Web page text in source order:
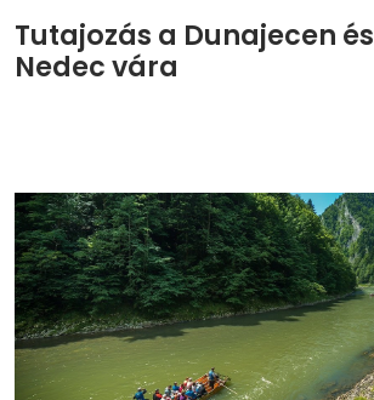
Tutajozás a Dunajecen és
Nedec vára